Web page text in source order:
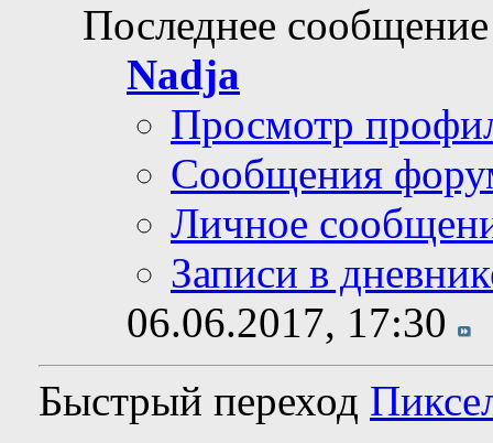
Последнее
Nadja
Просмотр
Сообщения
Личное
Записи в
06.06.2017, 17:30
Быстрый переход